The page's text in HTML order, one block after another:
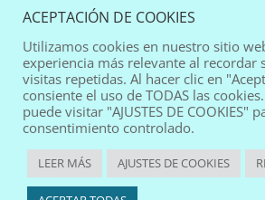
Government Registration Numbers:
web design:pablomad
ACEPTACIÓN DE COOKIES
Utilizamos cookies en nuestro sitio
experiencia más relevante al recordar
visitas repetidas. Al hacer clic en
consiente el uso de TODAS las
puede visitar "AJUSTES DE COOKIES"
consentimiento controlado.
LEER MÁS AJUSTES DE COOKIES